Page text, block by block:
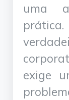
uma
exige